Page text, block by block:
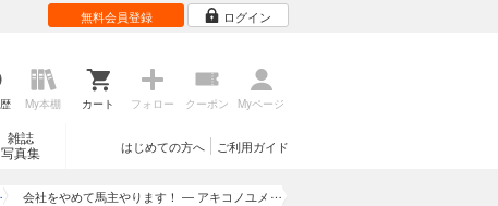
無料会員登録 ログイン
My本棚 カート フォロー クーポン Myページ
雑誌
写真集
ご利用ガイド
はじめての方へ
会社をやめて馬主やります！ ― アキコノユメ
きるの
闘！